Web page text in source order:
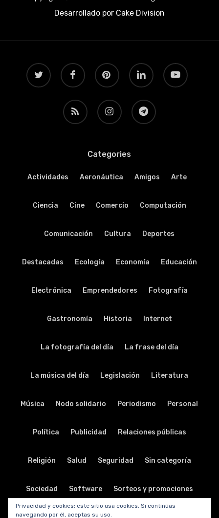
Desarrollado porCake Division
twitter facebook pinterest linkedin youtube
RSS instagram telegram
Categories
Actividades Aeronáutica Amigos Arte
Ciencia Cine Comercio Computación
Comunicación Cultura Deportes
Destacadas Ecología Economía Educación
Electrónica Emprendedores Fotografía
Gastronomía Historia Internet
La fotografía del día La frase del día
La música del día Legislación Literatura
Música Nodo solidario Periodismo Personal
Política Publicidad Relaciones públicas
Religión Salud Seguridad Sin categoría
Sociedad Software Sorteos y promociones
Privacidad y cookies: este sitio usa cookies. Si continúas
navegando por él, aceptas su uso.